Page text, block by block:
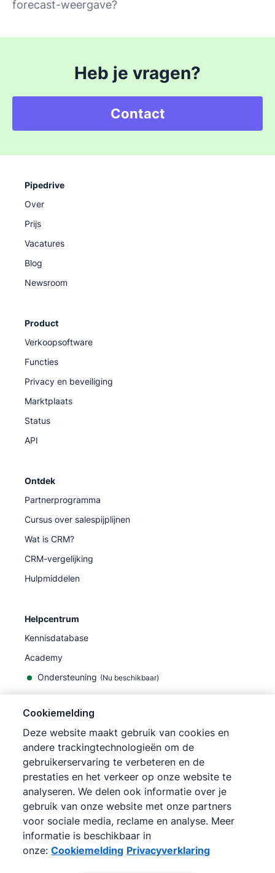
forecast-weergave?
Heb je vragen?
Contact
Pipedrive
Over
Prijs
Vacatures
Blog
Newsroom
Product
Verkoopsoftware
Functies
Privacy en beveiliging
Marktplaats
Status
API
Ontdek
Partnerprogramma
Cursus over salespijplijnen
Wat is CRM?
CRM-vergelijking
Hulpmiddelen
Helpcentrum
Kennisdatabase
Academy
Ondersteuning (Nu beschikbaar)
©2026 Pipedrive
Pipedrive
Gebruiksvoorwaarden
Pipedrive
Privacyverklaring
Siteoverzicht
Cookiemelding
Cookievoorkeuren
Pipedrive is een online CRM voor sales.
Cookiemelding
Deze website maakt gebruik van cookies en
andere trackingtechnologieën om de
gebruikerservaring te verbeteren en de
prestaties en het verkeer op onze website te
analyseren. We delen ook informatie over je
gebruik van onze website met onze partners
voor sociale media, reclame en analyse. Meer
informatie is beschikbaar in
onze: Cookiemelding Privacyverklaring